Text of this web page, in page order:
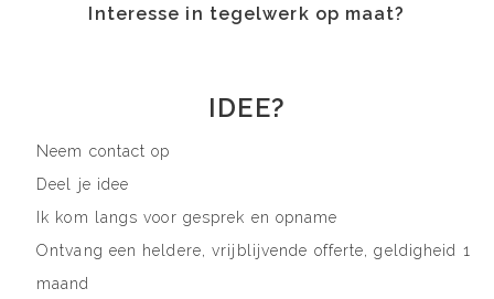
Interesse in tegelwerk op maat?
IDEE?
Neem contact op
Deel je idee
Ik kom langs voor gesprek en opname
Ontvang een heldere, vrijblijvende offerte, geldigheid 1
maand